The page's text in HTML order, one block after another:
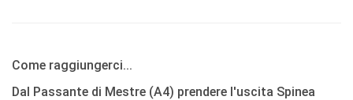
Come raggiungerci...
Dal Passante di Mestre (A4) prendere l'uscita Spinea